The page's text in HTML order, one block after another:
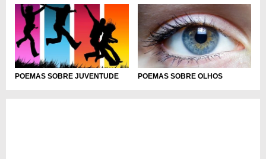
POEMAS SOBRE JUVENTUDE POEMAS SOBRE OLHOS